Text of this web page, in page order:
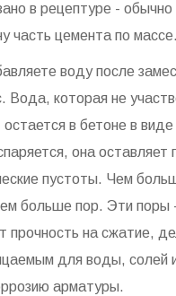
в рецептуре -
часть цемента по массе.
воду после
Вода, которая не
в бетоне в
она оставляет
пустоты. Чем
больше пор. Эти поры
прочность на сжатие,
для воды, солей
арматуры.